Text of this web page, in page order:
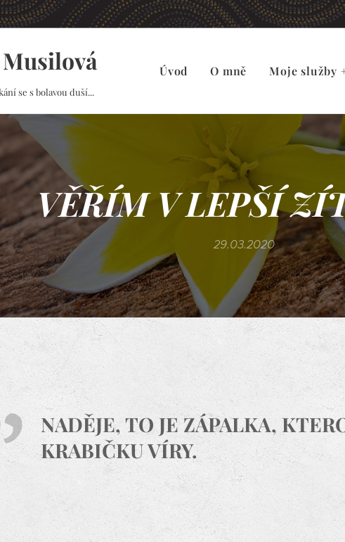
se s bolavou duší...
Úvod O mně Moje služby
VĚŘÍM V LEPŠÍ
29.03.2020
NADĚJE, TO JE ZÁPALKA,
KRABIČKU VÍRY.